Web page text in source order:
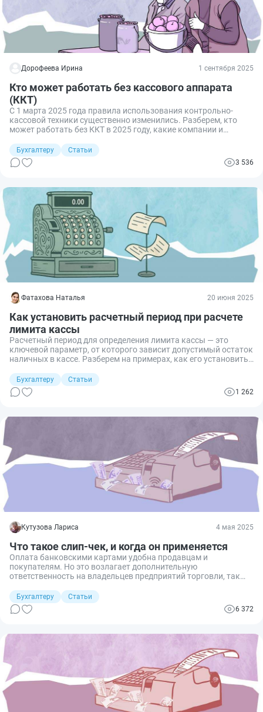
Дорофеева Ирина 1 сентября 2025
Кто может работать без кассового аппарата
(ККТ)
С 1 марта 2025 года правила использования контрольно-
кассовой техники существенно изменились. Разберем, кто
может работать без ККТ в 2025 году, какие компании и
должны выполняться.
Бухгалтеру
Статьи
3 536
Фатахова Наталья 20 июня 2025
Как установить расчетный период при расчете
лимита кассы
Расчетный период для определения лимита кассы — это
ключевой параметр, от которого зависит допустимый остаток
наличных в кассе. Разберем на примерах, как его установить
кассе организации.
Бухгалтеру
Статьи
1 262
Кутузова Лариса 4 мая 2025
Что такое слип-чек, и когда он применяется
Оплата банковскими картами удобна продавцам и
покупателям. Но это возлагает дополнительную
ответственность на владельцев предприятий торговли, так
покупателю слип-чек. Расскажу, что это такое, чем он
отличается от кассового, когда и как его выдавать.
Бухгалтеру
Статьи
6 372